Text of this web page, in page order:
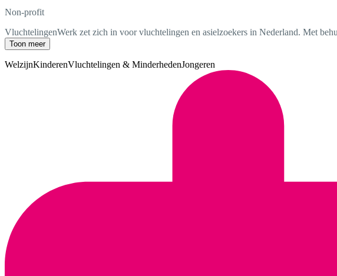
Non-profit
VluchtelingenWerk zet zich in voor vluchtelingen en asielzoekers in Nederland. Met
Toon meer
WelzijnKinderenVluchtelingen & MinderhedenJongeren